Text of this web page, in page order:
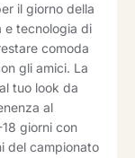
il giorno della
e tecnologia di
comoda
gli amici. La
tuo look da
al
giorni con
del campionato